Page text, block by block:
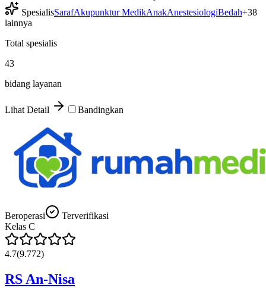
SpesialisSarafAkupunktur MedikAnakAnestesiologiBedah+38
lainnya
Total spesialis
43
bidang layanan
Lihat Detail Bandingkan
Beroperasi
Terverifikasi
Kelas C
4.7(9.772)
RS An-Nisa